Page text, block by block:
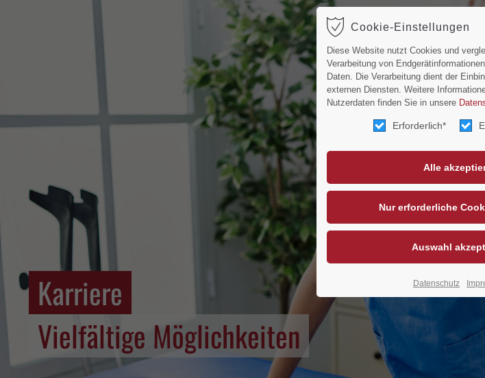
Anmelden
Register
Support
Lorem ipsum dolor sit amet:
24h/ 365days
We offer support for our customers
Mon - Fri 8:00am - 5:00pm(GMT +1)
Karriere
Vielfältige Möglichkeiten
Cookie-Einstellungen
Diese Website nutzt Cookies und
Verarbeitung von
Daten. Die Verarbeitung dient der
externen Diensten. Weitere
Nutzerdaten finden Sie in unsere
Erforderlich*
Datenschutz